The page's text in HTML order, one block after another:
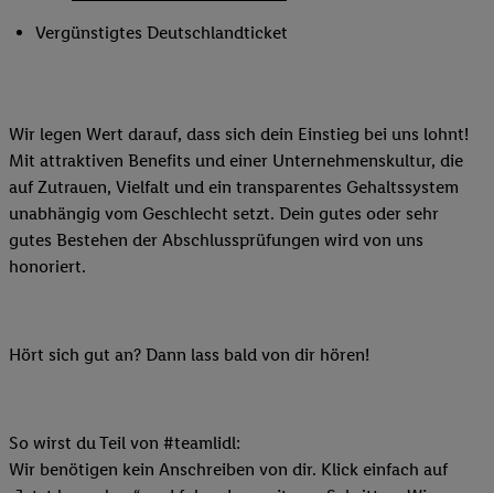
Vergünstigtes Deutschlandticket
Wir legen Wert darauf, dass sich dein Einstieg bei uns lohnt!
Mit attraktiven Benefits und einer Unternehmenskultur, die
auf Zutrauen, Vielfalt und ein transparentes Gehaltssystem
unabhängig vom Geschlecht setzt. Dein gutes oder sehr
gutes Bestehen der Abschlussprüfungen wird von uns
honoriert.
Hört sich gut an? Dann lass bald von dir hören!
So wirst du Teil von #teamlidl:
Wir benötigen kein Anschreiben von dir. Klick einfach auf